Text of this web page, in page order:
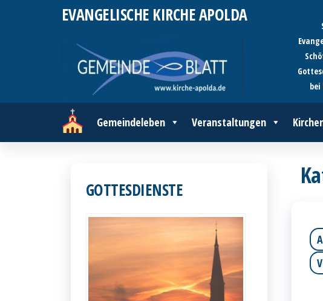
EVANGELISCHE KIRCHE APOLDA
Gemeindeleben Veranstaltungen
GOTTESDIENSTE